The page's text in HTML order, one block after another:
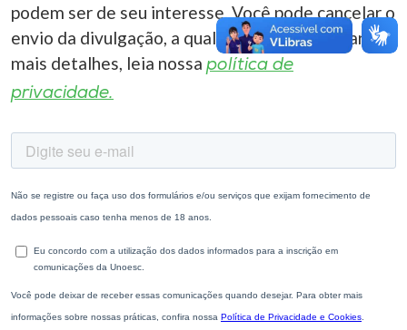
podem ser de seu interesse. Você pode cancelar o
envio da divulgação, a qualquer momento. Para
mais detalhes, leia nossa política de
privacidade.